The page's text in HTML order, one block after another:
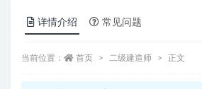
详情介绍 常见问题
当前位置： 首页 二级建造师 正文